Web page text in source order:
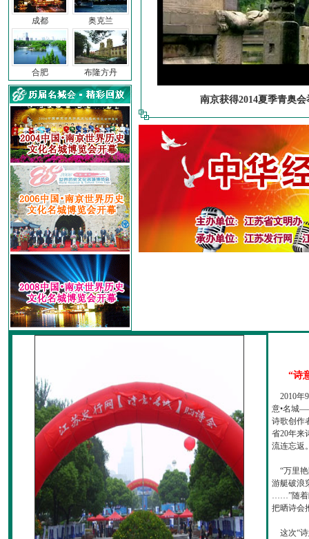
成都
合肥
奥克兰
布隆方丹
南京获得2014夏季青奥会
“诗
2010年
意•名城
诗歌创作
省20年来
流连忘返
“万里艳
游艇破浪
……”随着
把晒诗会
这次“诗